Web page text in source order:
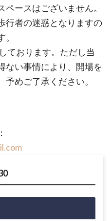
ースはございません。
行者の迷惑となりますの
ております。ただし当
ない事情により、開場を
めご了承ください。